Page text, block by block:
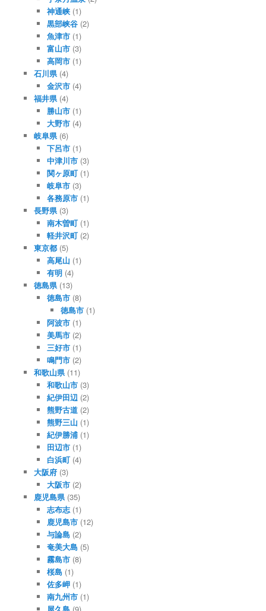
神通峡 (1)
黒部峡谷 (2)
魚津市 (1)
富山市 (3)
高岡市 (1)
石川県(4)
金沢市 (4)
福井県(4)
勝山市 (1)
大野市 (4)
岐阜県(6)
下呂市 (1)
中津川市 (3)
関ヶ原町 (1)
岐阜市 (3)
各務原市 (1)
長野県(3)
南木曽町 (1)
軽井沢町 (2)
東京都(5)
高尾山 (1)
有明 (4)
徳島県(13)
徳島市 (8)
徳島市(1)
阿波市 (1)
美馬市 (2)
三好市 (1)
鳴門市 (2)
和歌山県(11)
和歌山市 (3)
紀伊田辺 (2)
熊野古道 (2)
熊野三山 (1)
紀伊勝浦 (1)
田辺市 (1)
白浜町 (4)
大阪府(3)
大阪市 (2)
鹿児島県(35)
志布志 (1)
鹿児島市 (12)
与論島 (2)
奄美大島 (5)
霧島市 (8)
桜島 (1)
佐多岬 (1)
南九州市 (1)
屋久島 (9)